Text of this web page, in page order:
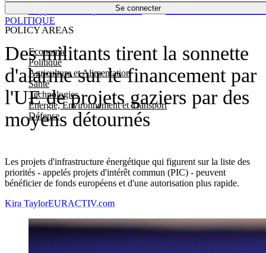
Se connecter
POLICY AREAS
Economie
Politique
Agriculture et Alimentation
Santé
Technologies
Energie, Environnement et Transport
Défense
Économie
Des militants tirent la sonnette
d'alarme sur le financement par
l'UE de projets gaziers par des
moyens détournés
Les projets d'infrastructure énergétique qui figurent sur la liste des
priorités - appelés projets d'intérêt commun (PIC) - peuvent
bénéficier de fonds européens et d'une autorisation plus rapide.
POLITIQUE
Kira TaylorEURACTIV.com